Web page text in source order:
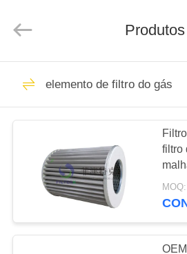
LAR
PRODUTOS
ESPETÁCULO
SOBRE
Filtration
Equipment
Elemento de
do cartucho
Produtos
elemento de filtro do gás
filtro
de
de